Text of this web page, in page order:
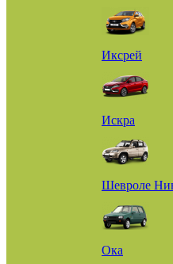
Иксрей
Искра
Шевроле
Ока